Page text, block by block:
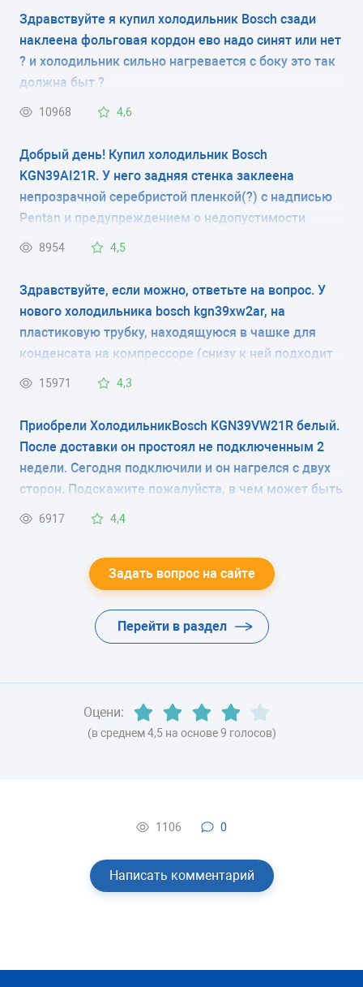
ТИП УПРАВЛЕНИЯ
электронное
КОЛИЧЕСТВО КАМЕР
2
РАЗМЕРЫ (ШXГXВ)
60x65x201 см
КОЛИЧЕСТВО КОМПРЕССОРОВ
1
РАЗМОРАЖИВАНИЕ МОРОЗИЛЬНОЙ КАМЕРЫ
РАЗМОРАЖИВАНИЕ ХОЛОДИЛЬНОЙ КАМЕРЫ
капельная система
ЭНЕРГОПОТРЕБЛЕНИЕ
класс A++ (234 кВтч/год)
ЦВЕТ
ХЛАДАГЕНТ
Здравствуйте я купил холодильник Bosch сзади
наклеена фольговая кордон ево надо синят или нет
? и холодильник сильно нагревается с боку это так
должна быт ?
10968 4,6
Добрый день! Купил холодильник Bosch
KGN39AI21R. У него задняя стенка заклеена
непрозрачной серебристой пленкой(?) с надписью
Pentan и предупреждением о недопустимости
контакта изделия с трубами, мебелью и т.д. За
(видны какие-то углубления). Это защита
радиатора при транспортировке или что-то типа
задней стенки? Нужно ли снимать эту пленку?
8954 4,5
Здравствуйте, если можно, ответьте на вопрос. У
нового холодильника bosch kgn39xw2ar, на
пластиковую трубку, находящуюся в чашке для
конденсата на компрессоре (снизу к ней подходит
гофрированная трубка), закреплена резиновым
фото).Что это, транспортировочный фильтр и его
надо снять при запуске холодильника или эту
плёнку снимать не нужно? В магазине продавцы
вразумительный ответ дать не смогли, в
комментариев.
15971 4,3
Приобрели ХолодильникBosch KGN39VW21R белый.
После доставки он простоял не подключенным 2
недели. Сегодня подключили и он нагрелся с двух
сторон. Подскажите пожалуйста, в чем может быть
причина?
6917 4,4
Задать вопрос на сайте
Перейти в раздел
Оцени:
(в среднем 4,5 на основе 9 голосов)
1106 0
Написать комментарий